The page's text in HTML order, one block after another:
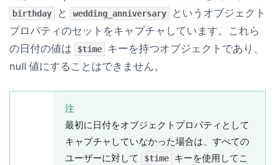
birthday と wedding_anniversary
というオブジェクト
プロパティのセットをキャプチャしています。これら
の日付の値は
$time
キーを持つオブジェクトであり、
null 値にすることはできません。
注
最初に日付をオブジェクトプロパティとして
キャプチャしていなかった場合は、すべての
ユーザーに対して
$time
キーを使用してこ